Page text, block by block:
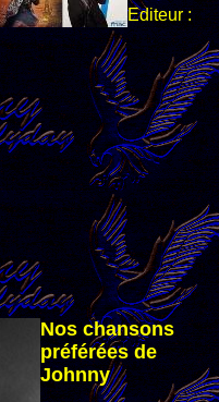
Editeur :
Nos chansons
préférées de
Johnny